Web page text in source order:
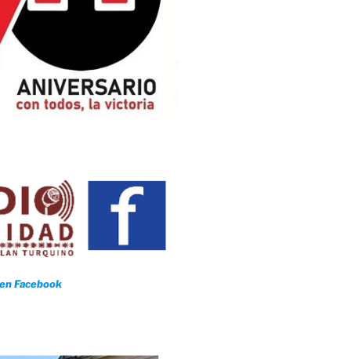
Facebook